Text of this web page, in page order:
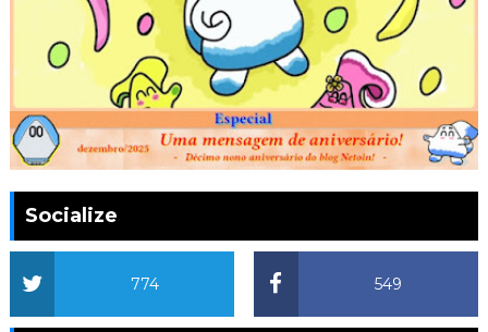
Socialize
549
774